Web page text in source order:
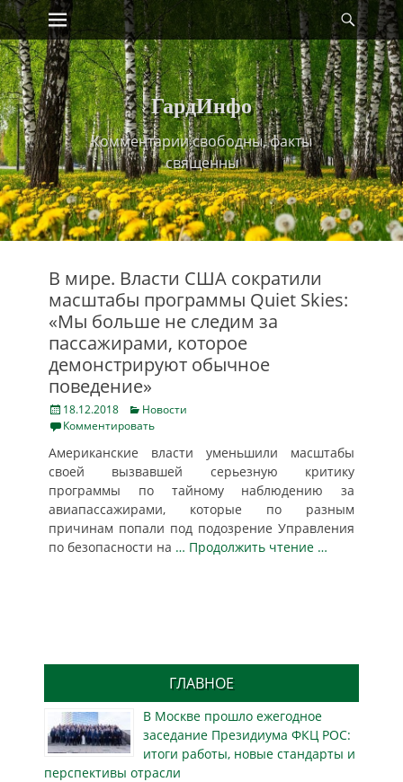
Skip
to
content
Primary Menu
ГардИнфо
Комментарии свободны, факты
священны
В мире. Власти США сократили
масштабы программы Quiet Skies:
«Мы больше не следим за
пассажирами, которое
демонстрируют обычное
поведение»
Posted
on
18.12.2018 Categories
Новости
Комментировать
Американские власти уменьшили масштабы
своей вызвавшей серьезную критику
программы по тайному наблюдению за
авиапассажирами, которые по разным
причинам попали под подозрение Управления
по безопасности на … Продолжить чтение …
ГЛАВНОЕ
В Москве прошло ежегодное
заседание Президиума ФКЦ РОС:
итоги работы, новые стандарты и
перспективы отрасли